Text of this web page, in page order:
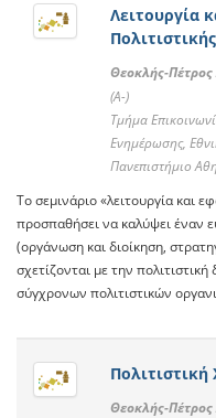
Λειτουργία
Θεοκλής-Πέτρος
(A-)
Τμήμα
Ενημέρωσης,
Πανεπιστήμιο
Το σεμινάριο «λειτουργία και
προσπαθήσει να καλύψει έναν
(οργάνωση και διοίκηση,
σχετίζονται με την
σύγχρονων πολιτιστικών
Πολιτιστική
Θεοκλής-Πέτρος